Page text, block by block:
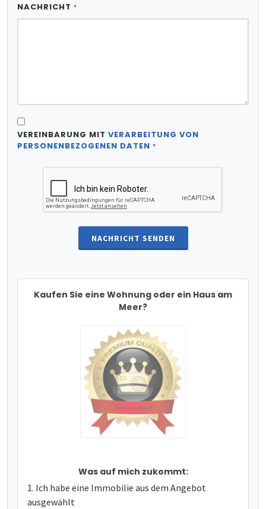
NACHRICHT *
VEREINBARUNG MIT VERARBEITUNG VON
PERSONENBEZOGENEN DATEN *
NACHRICHT SENDEN
Kaufen Sie eine Wohnung oder ein Haus am
Meer?
Was auf mich zukommt:
Ich habe eine Immobilie aus dem Angebot
ausgewählt